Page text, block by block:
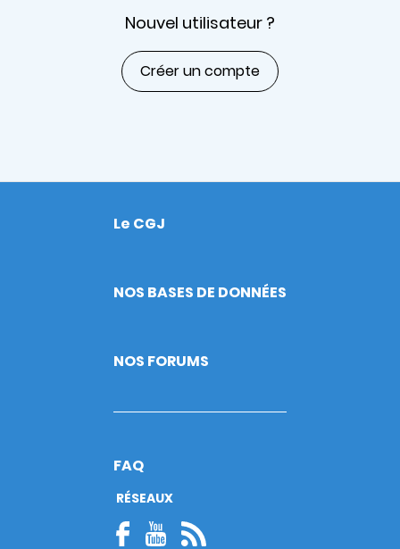
Nouvel utilisateur ?
Créer un compte
Footer
Le CGJ
NOS BASES DE DONNÉES
NOS FORUMS
FAQ
RÉSEAUX